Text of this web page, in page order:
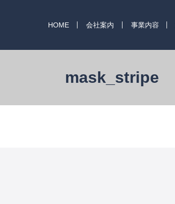
HOME 会社案内 事業内容
mask_stripe